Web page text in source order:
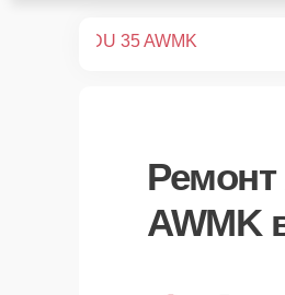
DU 35 AWMK
Ремонт
AWMK